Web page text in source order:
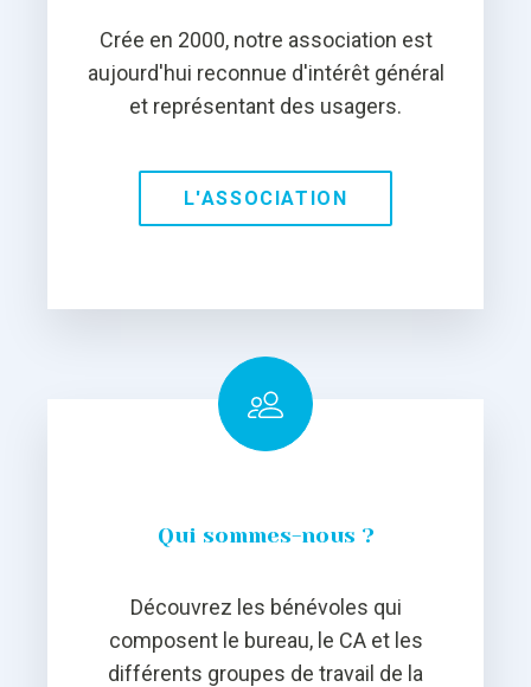
Crée en 2000, notre association est
aujourd'hui reconnue d'intérêt général
et représentant des usagers.
L'ASSOCIATION
Qui sommes-nous ?
Découvrez les bénévoles qui
composent le bureau, le CA et les
différents groupes de travail de la